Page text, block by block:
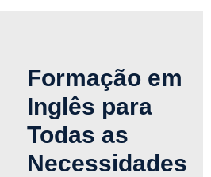
Formação em
Inglês para
Todas as
Necessidades